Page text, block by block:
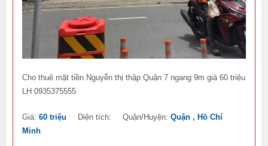
Cho thuê mặt tiền Nguyễn thị thập Quận 7 ngang 9m giá 60 triệu
LH 0935375555
Giá:60 triệu Diện tích: Quận/Huyện:Quận , Hồ Chí
Minh